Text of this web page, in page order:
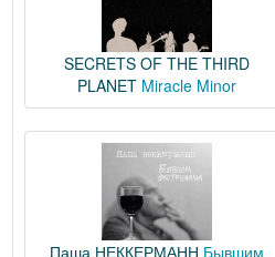
SECRETS OF THE THIRD
PLANET Miracle Minor
Паша НЕККЕРМАНН Бывшим